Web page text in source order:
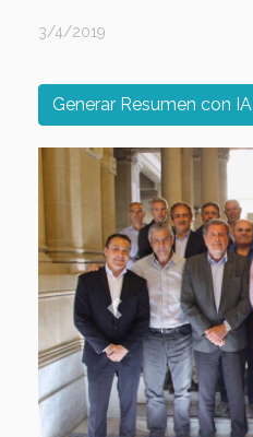
3/4/2019
Generar Resumen con IA
Previous